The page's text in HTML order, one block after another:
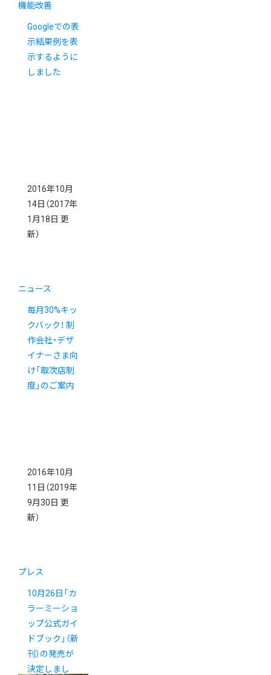
機能改善
Googleでの表
示結果例を表
示するように
しました
2016年10月
14日 （2017年
1月18日 更
新）
ニュース
毎月30%キッ
クバック！ 制
作会社・デザ
イナーさま向
け「取次店制
度」のご案内
2016年10月
11日 （2019年
9月30日 更
新）
プレス
10月26日「カ
ラーミーショ
ップ公式ガイ
ドブック」（新
刊）の発売が
決定しまし